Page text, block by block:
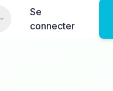
Se
connecter